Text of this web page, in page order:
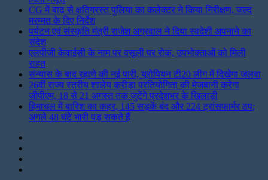
CG में बाढ़ से क्षतिग्रस्त पुलिया का कलेक्टर ने किया निरीक्षण, जल्द
मरम्मत के दिए निर्देश
पर्यटन एवं संस्कृति मंत्री राजेश अग्रवाल ने दिया स्वदेशी अपनाने का
संदेश
एलपीजी केवाईसी के नाम पर वसूली पर रोक, उपभोक्ताओं को मिली
राहत
संन्यास के बाद रहाणे की नई पारी, यूरोपियन टी20 लीग में दिखेगा जलवा
26वीं राज्य स्तरीय शालेय क्रीड़ा प्रतियोगिता की मेजबानी करेगा
जीपीएम, 18 से 21 अगस्त तक जुटेंगे प्रदेशभर के खिलाड़ी
हिमाचल में बारिश का कहर, 145 सड़कें बंद और 224 ट्रांसफार्मर ठप;
अगले 48 घंटे भारी पड़ सकते हैं